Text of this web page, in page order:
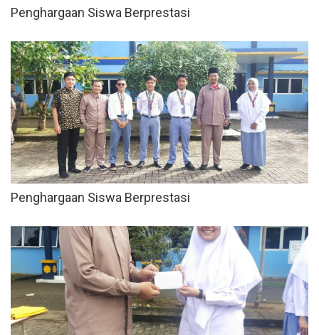
Penghargaan Siswa Berprestasi
Penghargaan Siswa Berprestasi